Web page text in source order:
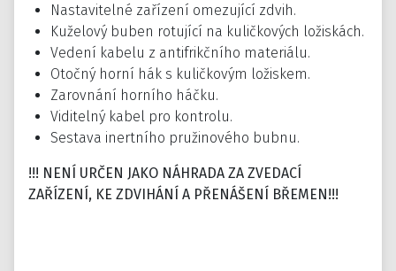
Nastavitelné zařízení omezující zdvih.
Kuželový buben rotující na kuličkových ložiskách.
Vedení kabelu z antifrikčního materiálu.
Otočný horní hák s kuličkovým ložiskem.
Zarovnání horního háčku.
Viditelný kabel pro kontrolu.
Sestava inertního pružinového bubnu.
!!! NENÍ URČEN JAKO NÁHRADA ZA ZVEDACÍ
ZAŘÍZENÍ, KE ZDVIHÁNÍ A PŘENÁŠENÍ BŘEMEN!!!